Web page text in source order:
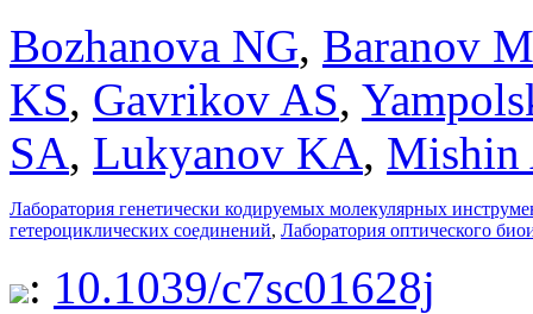
Bozhanova NG, Baranov
KS, Gavrikov AS,
SA, Lukyanov KA, Mishin
Лаборатория генетически кодируемых молекулярных
гетероциклических соединений, Лаборатория оптического
: 10.1039/c7sc01628j